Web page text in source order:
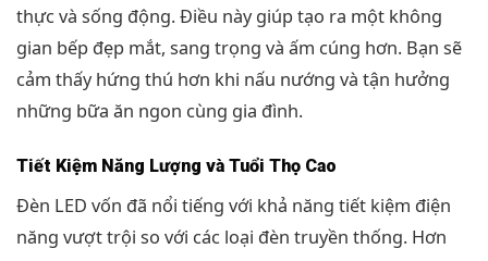
thực và sống động. Điều này giúp tạo ra một không
gian bếp đẹp mắt, sang trọng và ấm cúng hơn. Bạn sẽ
cảm thấy hứng thú hơn khi nấu nướng và tận hưởng
những bữa ăn ngon cùng gia đình.
Tiết Kiệm Năng Lượng và Tuổi Thọ Cao
Đèn LED vốn đã nổi tiếng với khả năng tiết kiệm điện
năng vượt trội so với các loại đèn truyền thống. Hơn